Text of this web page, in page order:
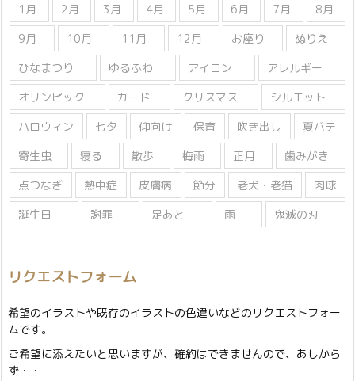
1月 2月 3月 4月 5月 6月 7月
8月
9月
10月 11月 12月 お座り
ぬりえ
ひなまつり
ゆるふわ アイコン
アレルギー
オリンピック
カード クリスマス
シルエット
ハロウィン
七夕 仰向け 保育 吹き出し
夏バテ
寄生虫
寝る 散歩 梅雨 正月
歯みがき
点つなぎ
熱中症 皮膚病 節分 老犬・老猫
肉球
誕生日
謝罪 足あと 雨 鬼滅の刃
リクエストフォーム
希望のイラストや既存のイラストの色違いなどのリクエストフォー
ムです。
ご希望に添えたいと思いますが、確約はできませんので、あしから
ず・・